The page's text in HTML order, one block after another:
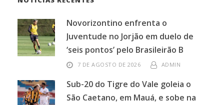
Novorizontino enfrenta o
Juventude no Jorjão em duelo de
‘seis pontos’ pelo Brasileirão B
7 DE AGOSTO DE 2026 ADMIN
Sub-20 do Tigre do Vale goleia o
São Caetano, em Mauá, e sobe na